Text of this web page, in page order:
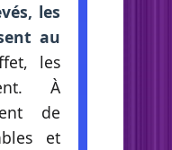
les
au
les
À
de
et